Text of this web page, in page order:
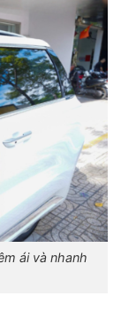
ái và nhanh